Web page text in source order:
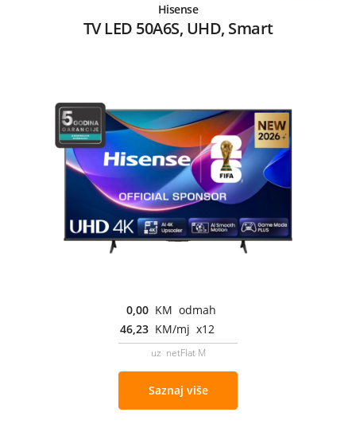
Hisense
TV LED 50A6S, UHD, Smart
0,00 KM odmah
46,23 KM/mj x12
uz netFlat M
Saznaj više